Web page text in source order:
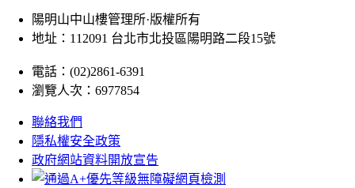
陽明山中山樓管理所·版權所有
地址：112091 台北市北投區陽明路二段15號
電話：(02)2861-6391
瀏覽人次：6977854
聯絡我們
隱私權安全政策
政府網站資料開放宣告